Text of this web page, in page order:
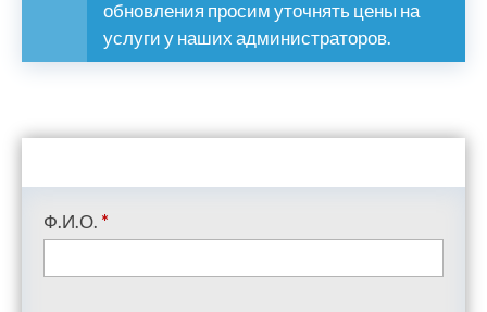
обновления просим уточнять цены на
услуги у наших администраторов.
Ф.И.О. *